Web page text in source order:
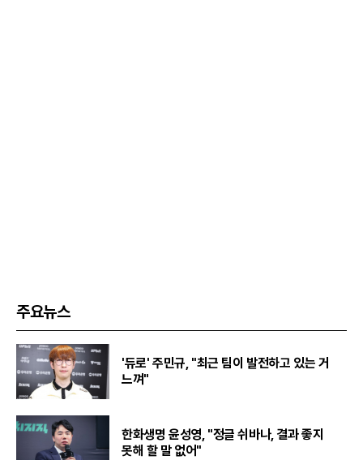
주요뉴스
'듀로' 주민규, "최근 팀이 발전하고 있는 거
느껴"
한화생명 윤성영, "정글 쉬바나, 결과 좋지
못해 할 말 없어"